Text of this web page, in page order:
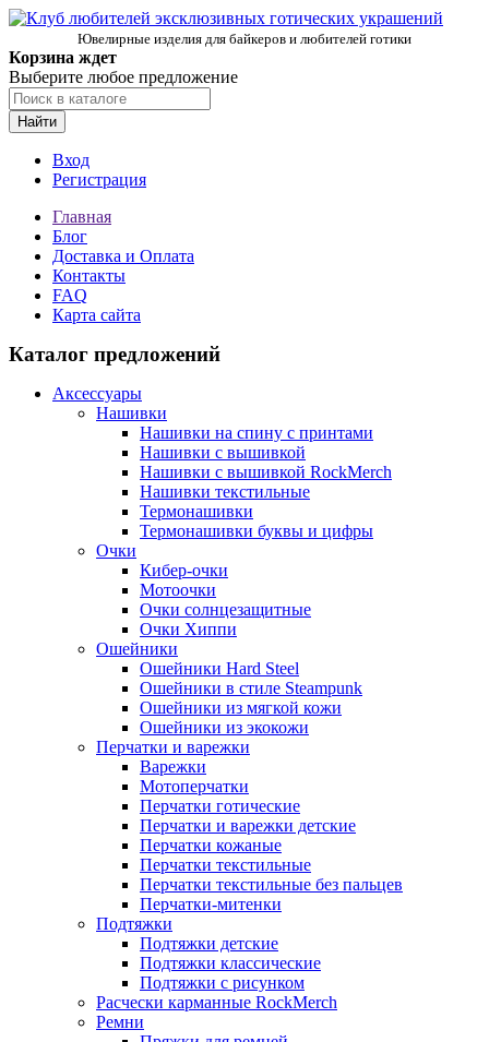
Ювелирные изделия для байкеров и любителей готики
Корзина ждет
Выберите любое предложение
Найти
Вход
Регистрация
Главная
Блог
Доставка и Оплата
Контакты
FAQ
Карта сайта
Каталог предложений
Аксессуары
Нашивки
Нашивки на спину с принтами
Нашивки с вышивкой
Нашивки с вышивкой RockMerch
Нашивки текстильные
Термонашивки
Термонашивки буквы и цифры
Очки
Кибер-очки
Мотоочки
Очки солнцезащитные
Очки Хиппи
Ошейники
Ошейники Hard Steel
Ошейники в стиле Steampunk
Ошейники из мягкой кожи
Ошейники из экокожи
Перчатки и варежки
Варежки
Мотоперчатки
Перчатки готические
Перчатки и варежки детские
Перчатки кожаные
Перчатки текстильные
Перчатки текстильные без пальцев
Перчатки-митенки
Подтяжки
Подтяжки детские
Подтяжки классические
Подтяжки с рисунком
Расчески карманные RockMerch
Ремни